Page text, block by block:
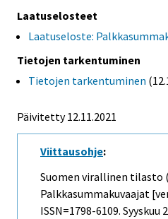
Laatuselosteet
Laatuseloste:
Tietojen tarkentuminen
Tietojen tarkentuminen
Päivitetty 12.11.2021
Viittausohje:
Suomen virallinen tilasto
Palkkasummakuvaajat
ISSN=1798-6109. Syyskuu